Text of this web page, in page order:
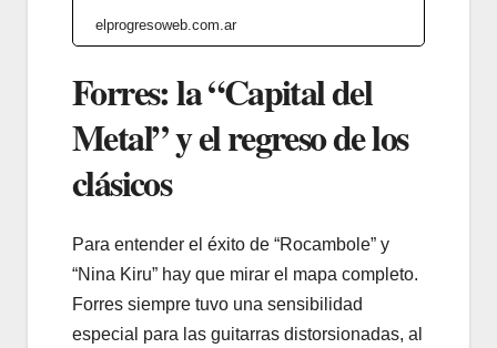
elprogresoweb.com.ar
Forres: la “Capital del
Metal” y el regreso de los
clásicos
Para entender el éxito de “Rocambole” y
“Nina Kiru” hay que mirar el mapa completo.
Forres siempre tuvo una sensibilidad
especial para las guitarras distorsionadas, al